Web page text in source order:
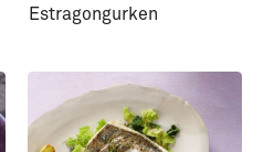
Estragongurken